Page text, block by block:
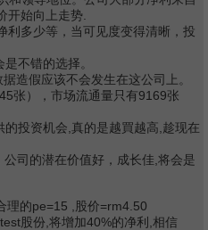
开始向上走势.
利多少等，当可见度变得清晰，投
不错的选择。
造假应该不会发生在这公司上。
张），市场流通量只有9169张
投资机会,真的是越買越高,趁现在
司的潜在价值好，成长佳,将会是
理的pe=15 ,股价=rm4.50
股份,将增加40%的净利,相信